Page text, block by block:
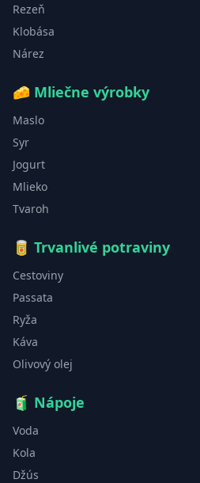
Rezeň
Klobása
Nárez
🧀 Mliečne výrobky
Maslo
Syr
Jogurt
Mlieko
Tvaroh
🥫 Trvanlivé potraviny
Cestoviny
Passata
Ryža
Káva
Olivový olej
🧃 Nápoje
Voda
Kola
Džús